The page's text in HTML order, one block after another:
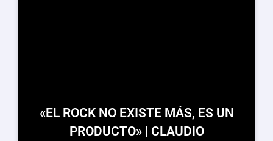
«EL ROCK NO EXISTE MÁS, ES UN
PRODUCTO» | CLAUDIO